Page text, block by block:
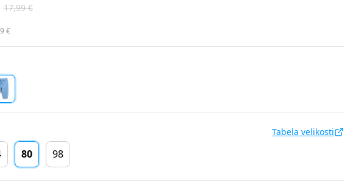
17,99 €
€
Tabela velikosti
80 98